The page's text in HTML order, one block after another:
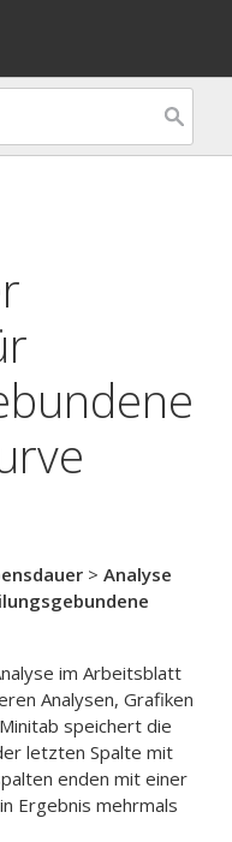
> Analyse
im Arbeitsblatt
Analysen, Grafiken
speichert die
letzten Spalte mit
enden mit einer
Ergebnis mehrmals